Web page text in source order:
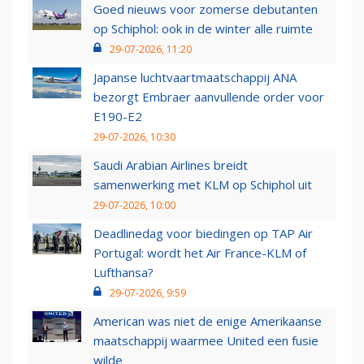
Goed nieuws voor zomerse debutanten
op Schiphol: ook in de winter alle ruimte
29-07-2026, 11:20
Japanse luchtvaartmaatschappij ANA
bezorgt Embraer aanvullende order voor
E190-E2
29-07-2026, 10:30
Saudi Arabian Airlines breidt
samenwerking met KLM op Schiphol uit
29-07-2026, 10:00
Deadlinedag voor biedingen op TAP Air
Portugal: wordt het Air France-KLM of
Lufthansa?
29-07-2026, 9:59
American was niet de enige Amerikaanse
maatschappij waarmee United een fusie
wilde